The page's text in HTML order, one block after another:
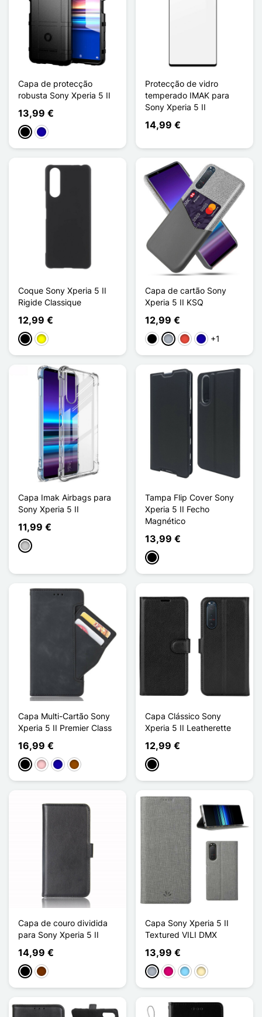
Capa de protecção
robusta Sony Xperia 5 II
13,99 €
PretoAzul Escuro
Protecção de vidro
temperado IMAK para
Sony Xperia 5 II
14,99 €
Coque Sony Xperia 5 II
Rigide Classique
12,99 €
PretoAmarelo
Capa de cartão Sony
Xperia 5 II KSQ
12,99 €
PretoCinzentoVermelhoAzul Escuro
+1
Capa Imak Airbags para
Sony Xperia 5 II
11,99 €
Transparente
Tampa Flip Cover Sony
Xperia 5 II Fecho
Magnético
13,99 €
Preto
Capa Multi-Cartão Sony
Xperia 5 II Premier Class
16,99 €
PretoRosaAzul Escuro
Castanho
Capa Clássico Sony
Xperia 5 II Leatherette
12,99 €
Preto
Capa de couro dividida
para Sony Xperia 5 II
14,99 €
PretoCafé
Capa Sony Xperia 5 II
Textured VILI DMX
13,99 €
CinzentoMagentaAzul Claro
Ouro